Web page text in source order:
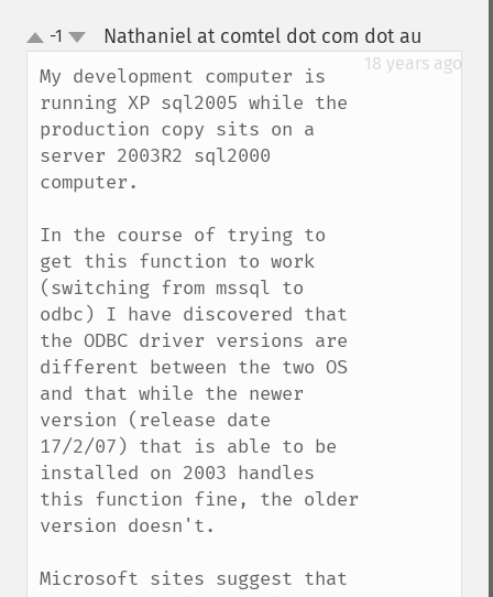
up
down
-1 Nathaniel at comtel dot com dot au
18 years ago
My development computer is
running XP sql2005 while the
production copy sits on a
server 2003R2 sql2000
computer.
In the course of trying to
get this function to work
(switching from mssql to
odbc) I have discovered that
the ODBC driver versions are
different between the two OS
and that while the newer
version (release date
17/2/07) that is able to be
installed on 2003 handles
this function fine, the older
version doesn't.
Microsoft sites suggest that